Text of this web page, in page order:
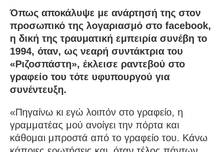
Όπως αποκάλυψε με ανάρτησή της στον
προσωπικό της λογαριασμό στο facebook,
η δική της τραυματική εμπειρία συνέβη το
1994, όταν, ως νεαρή συντάκτρια του
«Ριζοσπάστη», έκλεισε ραντεβού στο
γραφείο του τότε υφυπουργού για
συνέντευξη.
«Πηγαίνω κι εγώ λοιπόν στο γραφείο, η
γραμματέας μού ανοίγει την πόρτα και
κάθομαι μπροστά από το γραφείο του. Κάνω